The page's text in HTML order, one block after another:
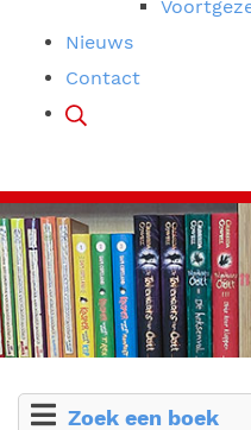
Nieuws
Contact
Zoek een boek